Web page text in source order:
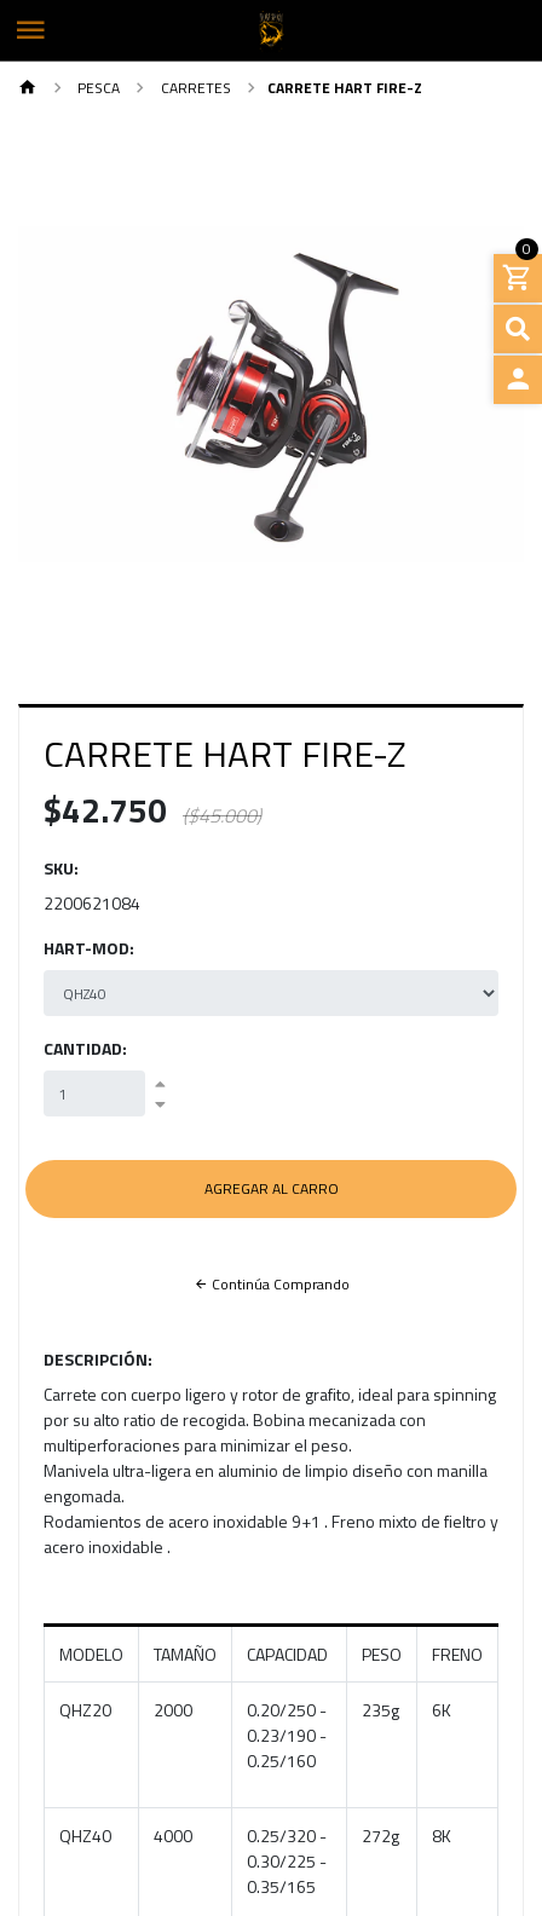
0
PESCA CARRETES CARRETE HART FIRE-Z
CARRETE HART FIRE-Z
$42.750 ($45.000)
SKU:
2200621084
HART-MOD:
CANTIDAD:
Continúa Comprando
DESCRIPCIÓN:
Carrete con cuerpo ligero y rotor de grafito, ideal para spinning
por su alto ratio de recogida. Bobina mecanizada con
multiperforaciones para minimizar el peso.
Manivela ultra-ligera en aluminio de limpio diseño con manilla
engomada.
Rodamientos de acero inoxidable 9+1 . Freno mixto de fieltro y
acero inoxidable .
MODELO TAMAÑO CAPACIDAD PESO FRENO
QHZ20 2000
0.20/250 -
0.23/190 -
0.25/160
235g 6K
QHZ40 4000
0.25/320 -
0.30/225 -
0.35/165
272g 8K